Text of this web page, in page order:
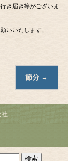
き届き等がございま
いいたします。
節分 →
社